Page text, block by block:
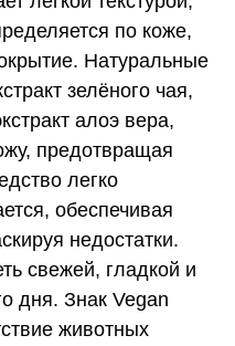
по коже,
Натуральные
зелёного чая,
алоэ вера,
предотвращая
легко
обеспечивая
недостатки.
свежей, гладкой и
дня. Знак Vegan
животных